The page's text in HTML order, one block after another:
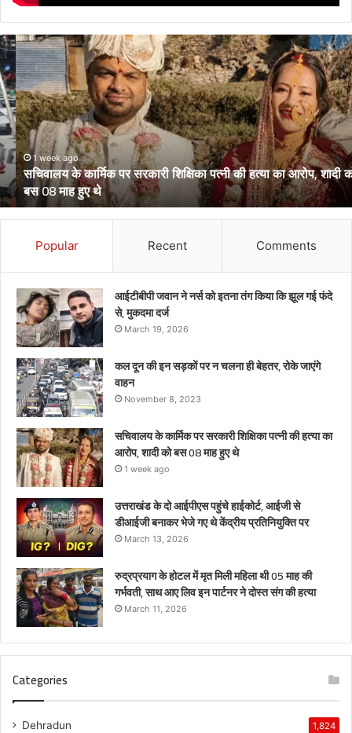
सचिवालय
के
कार्मिक
पर
सरकारी
शिक्षिका
पत्नी
की
हत्या
का
आरोप,
शादी
08
1 week ago
सचिवालय के कार्मिक पर सरकारी शिक्षिका पत्नी की हत्या का आरोप, शादी को
बस 08 माह हुए थे
Popular Recent Comments
आईटीबीपी जवान ने नर्स को इतना तंग किया कि झूल गई फंदे
से, मुकदमा दर्ज
March 19, 2026
कल दून की इन सड़कों पर न चलना ही बेहतर, रोके जाएंगे
वाहन
November 8, 2023
सचिवालय के कार्मिक पर सरकारी शिक्षिका पत्नी की हत्या का
आरोप, शादी को बस 08 माह हुए थे
1 week ago
उत्तराखंड के दो आईपीएस पहुंचे हाईकोर्ट, आईजी से
डीआईजी बनाकर भेजे गए थे केंद्रीय प्रतिनियुक्ति पर
March 13, 2026
रुद्रप्रयाग के होटल में मृत मिली महिला थी 05 माह की
गर्भवती, साथ आए लिव इन पार्टनर ने दोस्त संग की हत्या
March 11, 2026
Categories
Dehradun 1,824